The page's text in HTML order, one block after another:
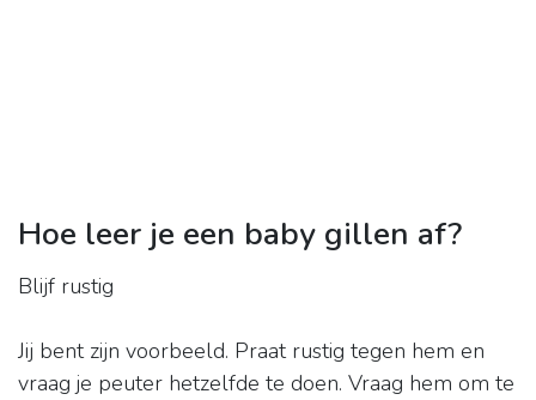
Hoe leer je een baby gillen af?
Blijf rustig
Jij bent zijn voorbeeld. Praat rustig tegen hem en
vraag je peuter hetzelfde te doen. Vraag hem om te